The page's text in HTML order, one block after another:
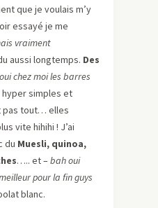
que je voulais m’y
essayé je me
vraiment
aussi longtemps. Des
oui chez moi les barres
hyper simples et
pas tout… elles
vite hihihi ! J’ai
du Muesli, quinoa,
….. et –bah oui
pour la fin guys
blanc.